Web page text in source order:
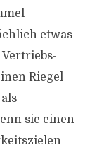
etwas
Riegel
sie einen